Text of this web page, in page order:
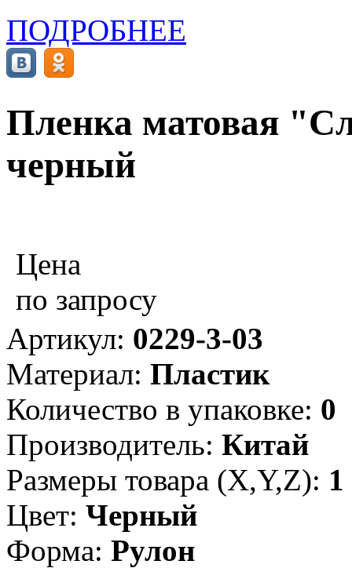
ПОДРОБНЕЕ
Пленка матовая
черный
Цена
по запросу
Артикул: 0229-3-03
Материал: Пластик
Количество в упаковке: 0
Производитель: Китай
Размеры товара (X,Y,Z):
Цвет: Черный
Форма: Рулон